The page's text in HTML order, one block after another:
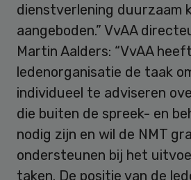
dienstverlening duurzaam
aangeboden.” VvAA
Martin Aalders: “VvAA
ledenorganisatie de taak
individueel te adviseren
die buiten de spreek- en
nodig zijn en wil de NMT
ondersteunen bij het
taken. De positie van de